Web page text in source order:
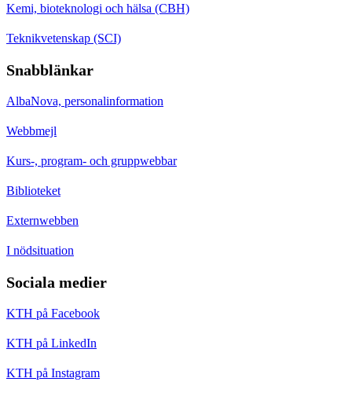
Kemi, bioteknologi och hälsa (CBH)
Teknikvetenskap (SCI)
Snabblänkar
AlbaNova, personalinformation
Webbmejl
Kurs-, program- och gruppwebbar
Biblioteket
Externwebben
I nödsituation
Sociala medier
KTH på Facebook
KTH på LinkedIn
KTH på Instagram